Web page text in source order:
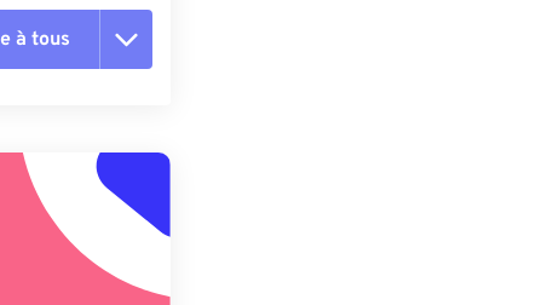
à tous
préréglage
préréglage